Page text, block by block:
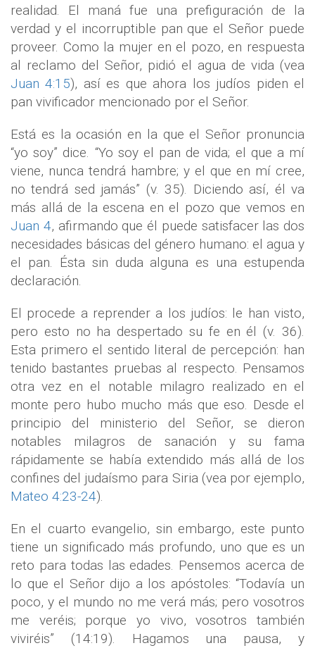
realidad. El maná fue una prefiguración de la
verdad y el incorruptible pan que el Señor puede
proveer. Como la mujer en el pozo, en respuesta
al reclamo del Señor, pidió el agua de vida (vea
Juan 4:15), así es que ahora los judíos piden el
pan vivificador mencionado por el Señor.
Está es la ocasión en la que el Señor pronuncia
“yo soy” dice. “Yo soy el pan de vida; el que a mí
viene, nunca tendrá hambre; y el que en mí cree,
no tendrá sed jamás” (v. 35). Diciendo así, él va
más allá de la escena en el pozo que vemos en
Juan 4, afirmando que él puede satisfacer las dos
necesidades básicas del género humano: el agua y
el pan. Ésta sin duda alguna es una estupenda
declaración.
El procede a reprender a los judíos: le han visto,
pero esto no ha despertado su fe en él (v. 36).
Esta primero el sentido literal de percepción: han
tenido bastantes pruebas al respecto. Pensamos
otra vez en el notable milagro realizado en el
monte pero hubo mucho más que eso. Desde el
principio del ministerio del Señor, se dieron
notables milagros de sanación y su fama
rápidamente se había extendido más allá de los
confines del judaísmo para Siria (vea por ejemplo,
Mateo 4:23-24).
En el cuarto evangelio, sin embargo, este punto
tiene un significado más profundo, uno que es un
reto para todas las edades. Pensemos acerca de
lo que el Señor dijo a los apóstoles: “Todavía un
poco, y el mundo no me verá más; pero vosotros
me veréis; porque yo vivo, vosotros también
viviréis” (14:19). Hagamos una pausa, y